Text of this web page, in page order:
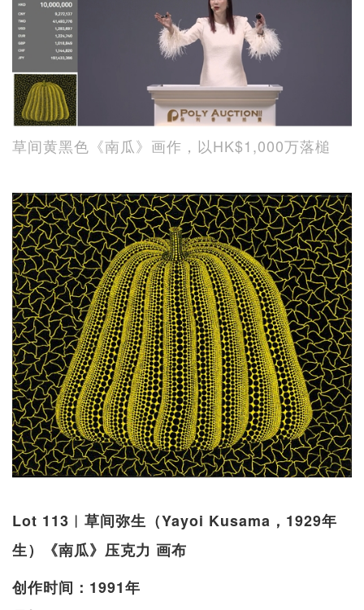
草间黄黑色《南瓜》画作，以HK$1,000万落槌
Lot 113︱草间弥生（Yayoi Kusama，1929年
生）《南瓜》压克力 画布
创作时间：1991年